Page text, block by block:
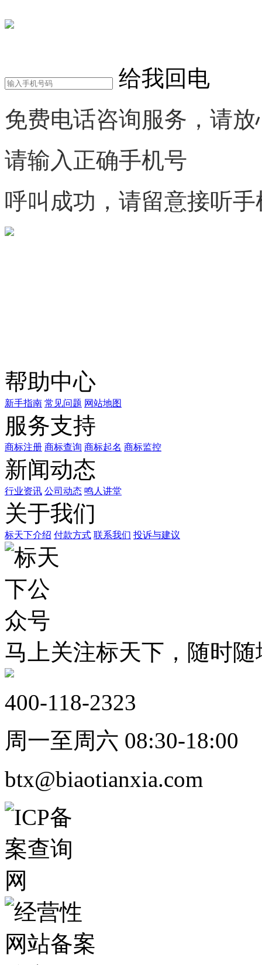
给我回电
免费电话咨询服务，请放
请输入正确手机号
呼叫成功，请留意接听手
帮助中心
新手指南 常见问题 网站地图
服务支持
商标注册 商标查询 商标起名 商标监控
新闻动态
行业资讯 公司动态 鸣人讲堂
关于我们
标天下介绍 付款方式 联系我们 投诉与建议
马上关注标天下，随时
400-118-2323
周一至周六 08:30-18:00
btx@biaotianxia.com